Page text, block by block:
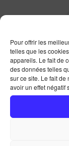
Pour offrir les
telles que les
appareils. Le fait de
des données telles
sur ce site. Le fait
avoir un effet négatif
Accueil Ma